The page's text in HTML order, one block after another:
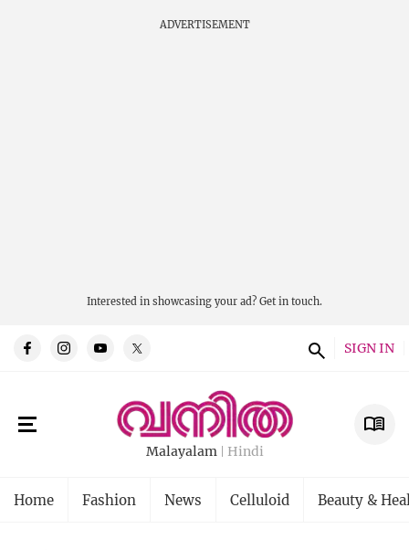
ADVERTISEMENT
Interested in showcasing your ad? Get in touch.
SIGN IN
Malayalam Hindi
Home Fashion News Celluloid Beauty &